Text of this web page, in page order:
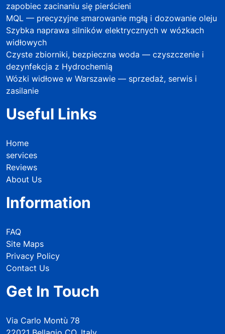
zapobiec zacinaniu się pierścieni
MQL — precyzyjne smarowanie mgłą i dozowanie oleju
Szybka naprawa silników elektrycznych w wózkach
widłowych
Czyste zbiorniki, bezpieczna woda — czyszczenie i
dezynfekcja z Hydrochemią
Wózki widłowe w Warszawie — sprzedaż, serwis i
zasilanie
Useful Links
Home
services
Reviews
About Us
Information
FAQ
Site Maps
Privacy Policy
Contact Us
Get In Touch
Via Carlo Montù 78